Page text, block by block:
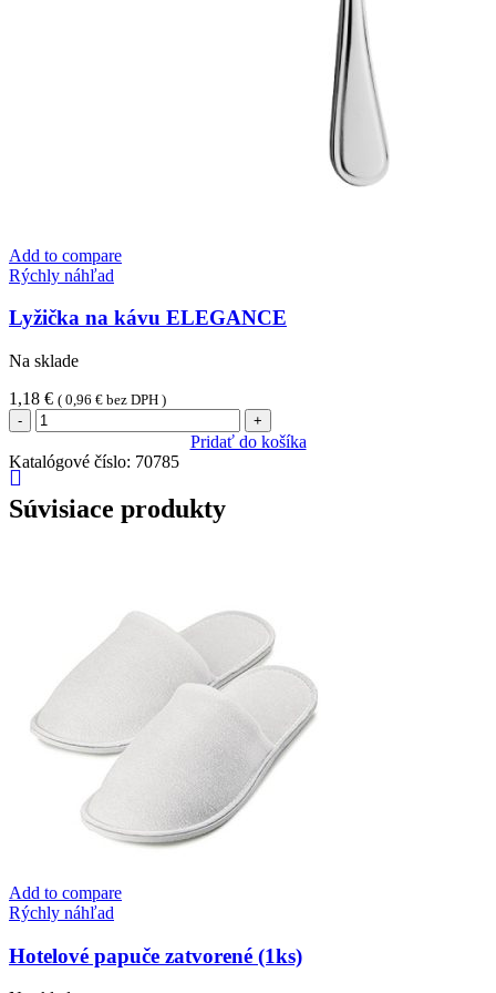
Add to compare
Rýchly náhľad
Lyžička na kávu ELEGANCE
Na sklade
1,18 € ( 0,96 € bez DPH )
množstvo
Lyžička
na
kávu
ELEGANCE
Pridať do košíka
Katalógové číslo: 70785
Súvisiace produkty
Add to compare
Rýchly náhľad
Hotelové papuče zatvorené (1ks)